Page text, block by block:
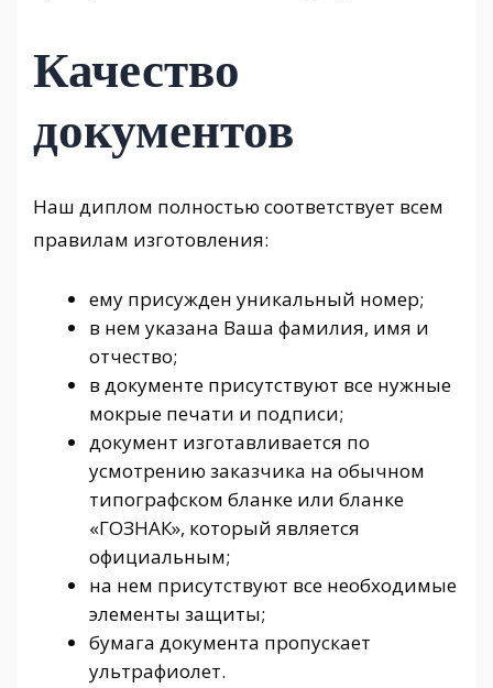
Качество
документов
Наш диплом полностью соответствует всем
правилам изготовления:
ему присужден уникальный номер;
в нем указана Ваша фамилия, имя и
отчество;
в документе присутствуют все нужные
мокрые печати и подписи;
документ изготавливается по
усмотрению заказчика на обычном
типографском бланке или бланке
«ГОЗНАК», который является
официальным;
на нем присутствуют все необходимые
элементы защиты;
бумага документа пропускает
ультрафиолет.